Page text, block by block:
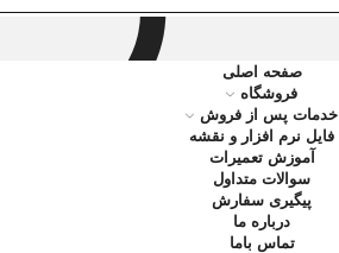
SEARCH
صفحه اصلی
فروشگاه
خدمات پس از فروش
فایل نرم افزار و نقشه
آموزش تعمیرات
سوالات متداول
پیگیری سفارش
درباره ما
تماس باما